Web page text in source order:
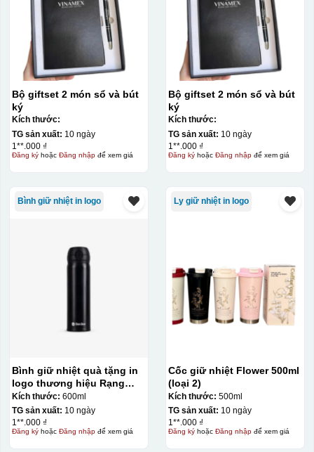
Bộ giftset 2 món sổ và bút
ký
Kích thước:
TG sản xuất: 10 ngày
1**.000 ₫
Đăng kýhoặc Đăng nhậpđể xem giá
Bộ giftset 2 món sổ và bút
ký
Kích thước:
TG sản xuất: 10 ngày
1**.000 ₫
Đăng kýhoặc Đăng nhậpđể xem giá
Bình giữ nhiệt in logo
Bình giữ nhiệt quà tặng in
logo thương hiệu Rạng
Đông 600ml KQ-BGN21
Kích thước: 600ml
TG sản xuất: 10 ngày
1**.000 ₫
Đăng kýhoặc Đăng nhậpđể xem giá
Ly giữ nhiệt in logo
Cốc giữ nhiệt Flower 500ml
(loại 2)
Kích thước: 500ml
TG sản xuất: 10 ngày
1**.000 ₫
Đăng kýhoặc Đăng nhậpđể xem giá